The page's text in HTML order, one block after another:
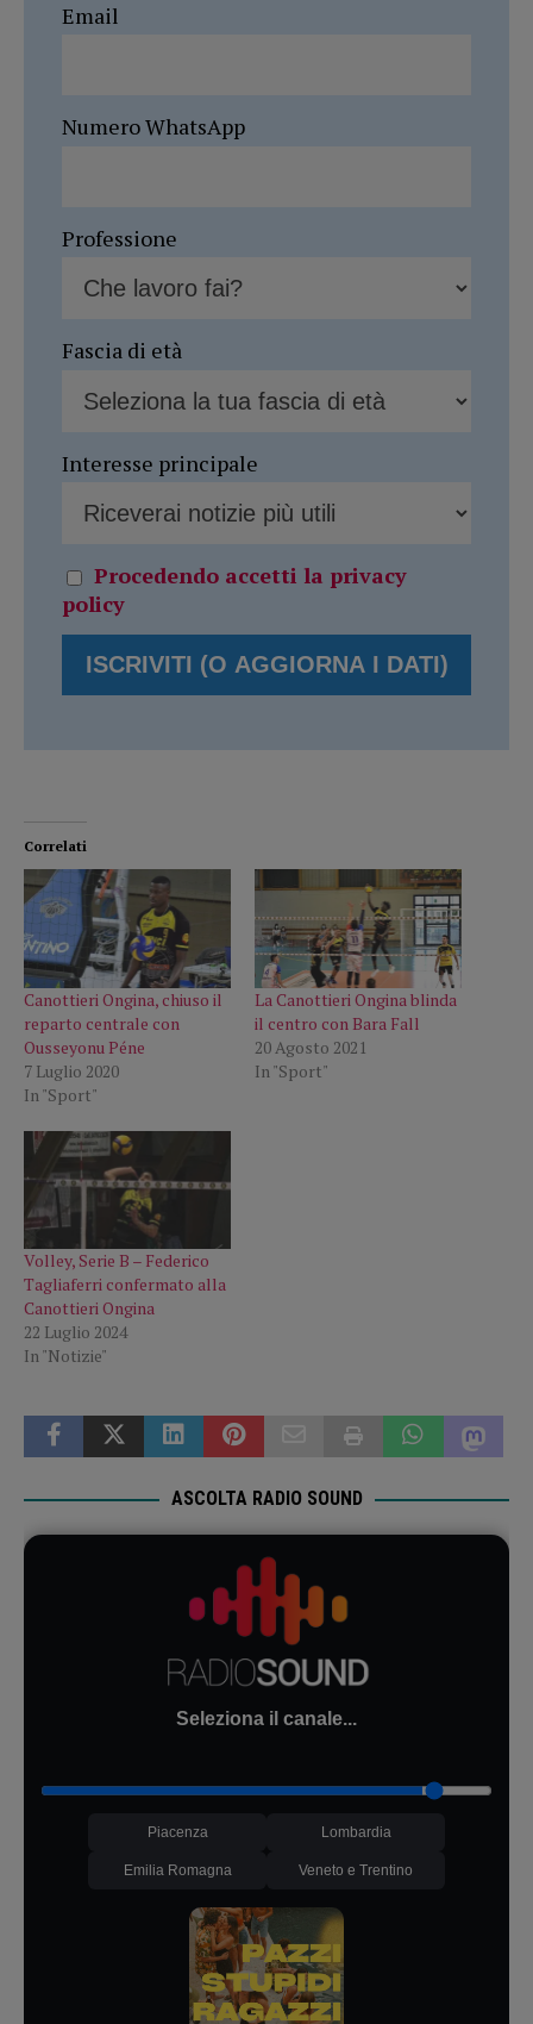
Email
Numero WhatsApp
Professione
Fascia di età
Interesse principale
Procedendo accetti la privacy
policy
Correlati
Canottieri Ongina, chiuso il
reparto centrale con
Ousseyonu Péne
7 Luglio 2020
In "Sport"
La Canottieri Ongina blinda
il centro con Bara Fall
20 Agosto 2021
In "Sport"
Volley, Serie B – Federico
Tagliaferri confermato alla
Canottieri Ongina
22 Luglio 2024
In "Notizie"
ASCOLTA RADIO SOUND
Seleziona il canale...
Piacenza Lombardia
Emilia Romagna Veneto e Trentino